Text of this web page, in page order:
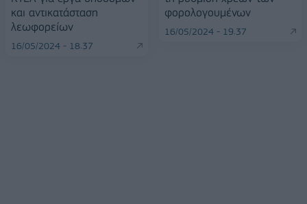
και αντικατάσταση
λεωφορείων
16/05/2024 - 18:37
φορολογουμένων
16/05/2024 - 19:37